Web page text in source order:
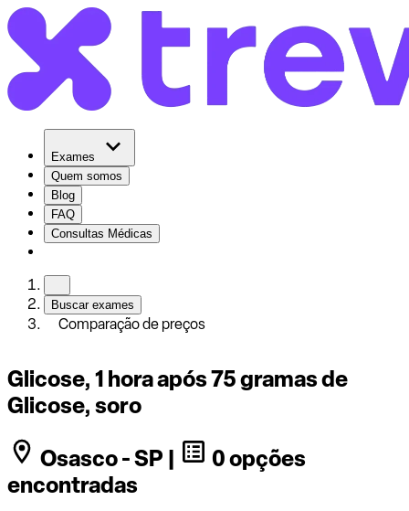
Exames
Quem somos
Blog
FAQ
Consultas Médicas
Buscar exames
Comparação de preços
Glicose, 1 hora após 75 gramas de
Glicose, soro
Osasco - SP |
0 opções
encontradas